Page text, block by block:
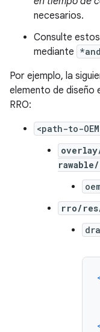
necesarios.
Consulte
mediante
Por ejemplo, la
elemento de diseño
RRO:
<path-to-
rawable/
rro/